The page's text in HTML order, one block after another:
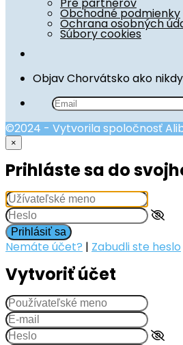
Pre partnerov
Obchodné podmienky
Ochrana osobných
Súbory cookies
Objav Chorvátsko ako
©2024 - Vytvorila spoločnosť
×
Prihláste sa do
Prihlásiť sa
Nemáte účet? | Zabudli ste heslo
Vytvoriť účet